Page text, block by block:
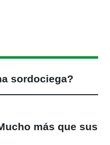
sordociega?
más que sus